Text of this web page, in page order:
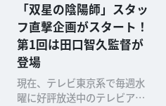
「双星の陰陽師」スタッ
フ直撃企画がスタート！
第1回は田口智久監督が
登場
現在、テレビ東京系で毎週水
曜に好評放送中のテレビアニ